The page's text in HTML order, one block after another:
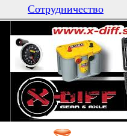
Сотрудничество